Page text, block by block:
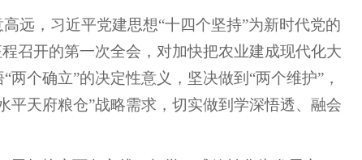
远，习近平党建思想“十四个坚持”为新时代党的
召开的第一次全会，对加快把农业建成现代化大
个确立”的决定性意义，坚决做到“两个维护”，
平天府粮仓”战略需求，切实做到学深悟透、融会